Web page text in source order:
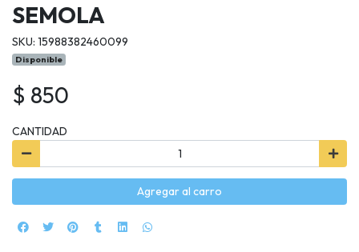
SEMOLA
SKU: 15988382460099
Disponible
$ 850
CANTIDAD
Agregar al carro